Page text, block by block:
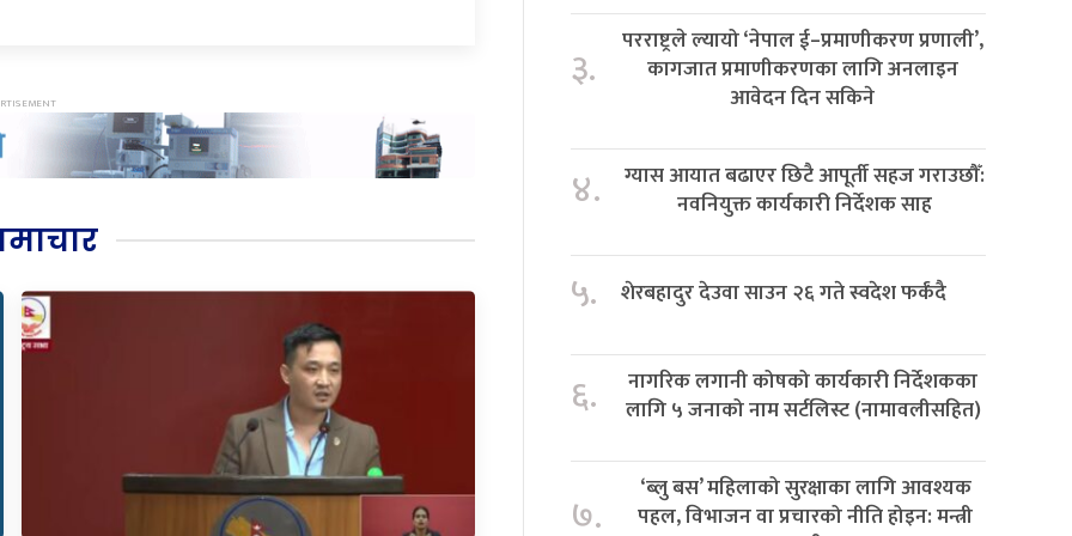
३.
परराष्ट्रले ल्यायो ‘नेपाल ई–प्रमाणीकरण प्रणाली’,
कागजात प्रमाणीकरणका लागि अनलाइन
आवेदन दिन सकिने
४.
ग्यास आयात बढाएर छिटै आपूर्ती सहज गराउछौँ:
नवनियुक्त कार्यकारी निर्देशक साह
५. शेरबहादुर देउवा साउन २६ गते स्वदेश फर्कंदै
६.
नागरिक लगानी कोषको कार्यकारी निर्देशकका
लागि ५ जनाको नाम सर्टलिस्ट (नामावलीसहित)
७.
‘ब्लु बस’ महिलाको सुरक्षाका लागि आवश्यक
पहल, विभाजन वा प्रचारको नीति होइन: मन्त्री